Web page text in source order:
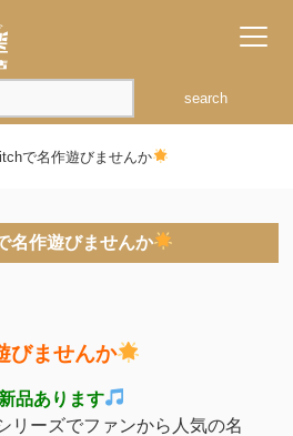
search
で名作遊びませんか
名作遊びませんか
びませんか
品あります
リーズでファンから人気の名